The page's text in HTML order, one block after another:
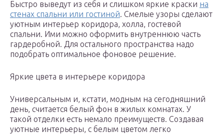
Быстро выведут из себя и слишком яркие краски на
стенах спальни или гостиной. Смелые узоры сделают
уютным интерьер коридора, холла, гостевой
спальни. Ими можно оформить внутреннюю часть
гардеробной. Для остального пространства надо
подобрать оптимальное фоновое решение.
Яркие цвета в интерьере коридора
Универсальным и, кстати, модным на сегодняшний
день, считается белый фон в жилых комнатах. У
такой отделки есть немало преимуществ. Создавая
уютные интерьеры, с белым цветом легко